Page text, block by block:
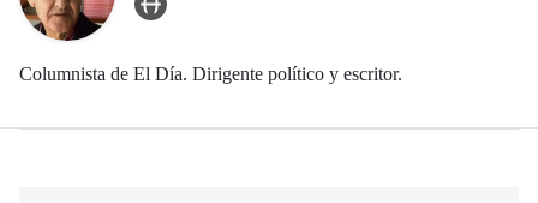
Columnista de El Día. Dirigente político y escritor.